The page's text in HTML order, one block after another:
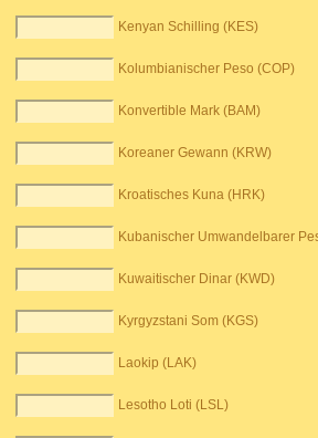
Kenyan Schilling (KES)
Kolumbianischer Peso (COP)
Konvertible Mark (BAM)
Koreaner Gewann (KRW)
Kroatisches Kuna (HRK)
Kubanischer Umwandelbarer
Kuwaitischer Dinar (KWD)
Kyrgyzstani Som (KGS)
Laokip (LAK)
Lesotho Loti (LSL)